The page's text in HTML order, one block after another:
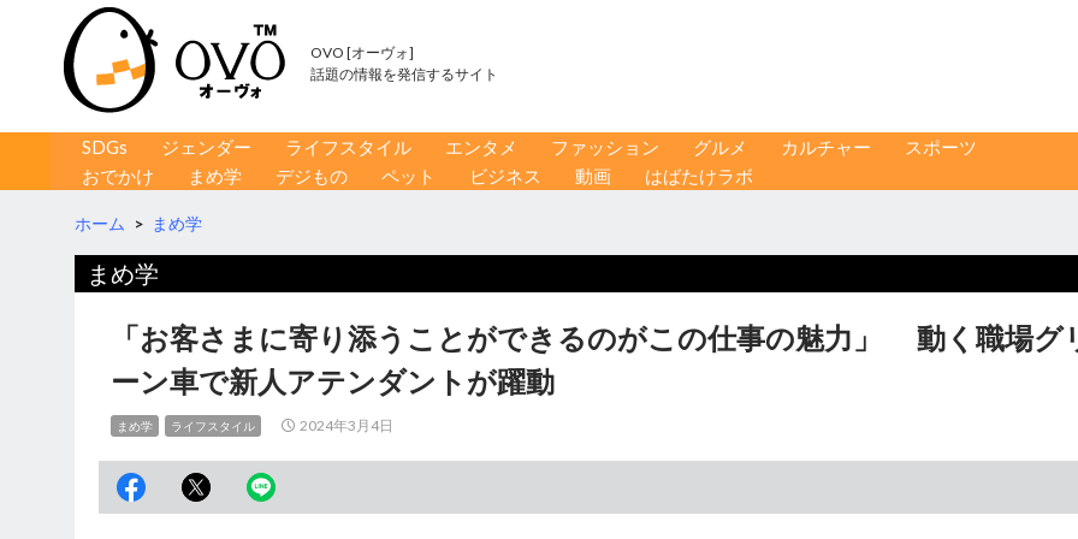
OVO [オーヴォ]
話題の情報を発信するサイト
コンテンツへ移動
SDGs ジェンダー ライフスタイル エンタメ ファッション グルメ カルチャー
スポーツ
おでかけ
まめ学 デジもの ペット ビジネス 動画 はばたけラボ
ホーム > まめ学
まめ学
「お客さまに寄り添うことができるのがこの仕事の魅力」 動く職場グ
ーン車で新人アテンダントが躍動
まめ学 ライフスタイル 2024年3月4日